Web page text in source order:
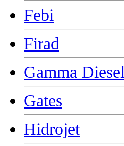
Febi
Firad
Gamma Diesel
Gates
Hidrojet